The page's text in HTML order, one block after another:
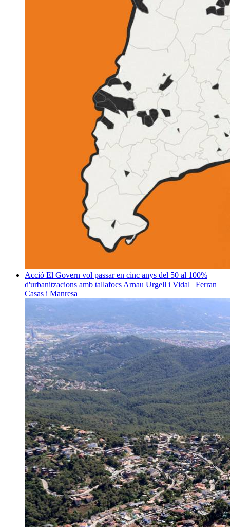
Acció El Govern vol passar en cinc anys del 50 al 100%
d'urbanitzacions amb tallafocs Arnau Urgell i Vidal | Ferran
Casas i Manresa